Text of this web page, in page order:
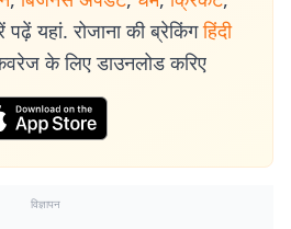
यहां. रोजाना की ब्रेकिंग हिंदी
के लिए डाउनलोड करिए
विज्ञापन